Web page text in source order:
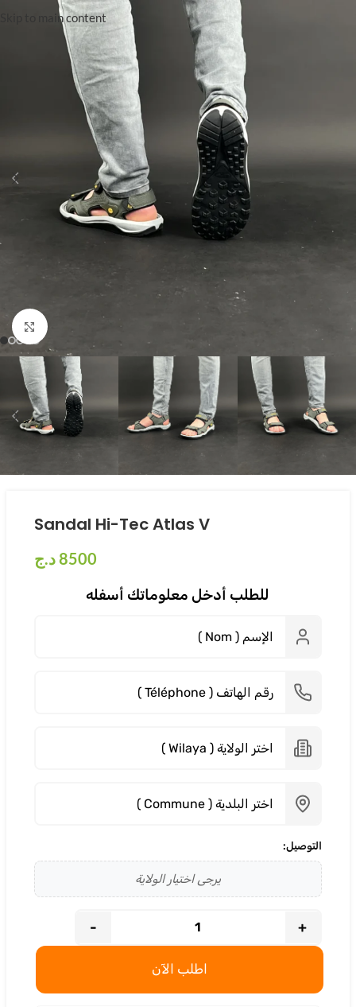
Skip to main content
Click to enlarge
Sandal Hi-Tec Atlas V
8500د.ج
للطلب أدخل معلوماتك أسفله
التوصيل:
يرجى اختيار الولاية
- +
اطلب الآن